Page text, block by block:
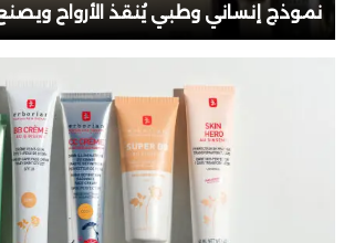
نموذج إنساني وطبي يُنقذ الأرواح